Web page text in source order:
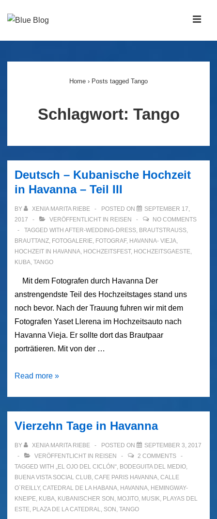
Zum
Navigation
Home › Posts tagged Tango
Schlagwort: Tango
Deutsch – Kubanische Hochzeit
in Havanna – Teil III
BY XENIA MARITA RIEBE POSTED ON
SEPTEMBER 17,
2017
VERÖFFENTLICHT IN REISEN
NO COMMENTS
TAGGED WITH AFTER-WEDDING-DRESS, BRAUTSTRAUSS,
BRAUTTANZ, FOTOGALERIE, FOTOGRAF, HAVANNA- VIEJA,
HOCHZEIT IN HAVANNA, HOCHZEITSFEST, HOCHZEITSGAESTE,
KUBA, TANGO
Mit dem Fotografen durch Havanna Der
anstrengendste Teil des Hochzeitstages stand uns
noch bevor. Nach der Trauung fuhren wir mit dem
Fotografen Yaset Llerena im Hochzeitsauto nach
Havanna Vieja. Er sollte dort das Brautpaar
porträtieren. Mit von der …
Deutsch
in
Havanna
–
Teil
III
Read more »
Vierzehn Tage in Havanna
BY XENIA MARITA RIEBE POSTED ON
SEPTEMBER 3, 2017
VERÖFFENTLICHT IN REISEN
2 COMMENTS
TAGGED WITH „EL OJO DEL CICLÓN“, BODEGUITA DEL MEDIO,
BUENA VISTA SOCIAL CLUB, CAFE PARIS HAVANNA, CALLE
O`REILLY, CATEDRAL DE LA HABANA, HAVANNA, HEMINGWAY-
KNEIPE, KUBA, KUBANISCHER SON , MOJITO, MUSIK, PLAYAS DEL
ESTE, PLAZA DE LA CATEDRAL, SON , TANGO